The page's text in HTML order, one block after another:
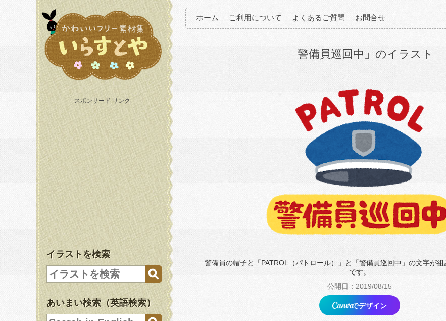
スポンサード リンク
イラストを検索
あいまい検索（英語検索）
ホーム ご利用について よくあるご質問 お問合せ
「警備員巡回中」のイラスト
警備員の帽子と「PATROL（パトロール）」と「警備員巡回中」の文字が組
です。
公開日：2019/08/15
でデザイン